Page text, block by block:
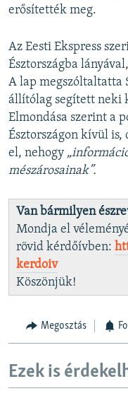
erősítették meg.
Az Eesti Ekspress
Észtországba
A lap megszóltaltatta
állítólag segített neki
Elmondása szerint a
Észtországon kívül
el, nehogy
mészárosainak”.
Van bármilyen
Mondja el
rövid kérdőívben:
kerdoiv
Köszönjük!
Megosztás
Ezek is